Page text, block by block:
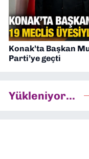
Konak’ta Başkan
Parti’ye geçti
Yükleniyor...